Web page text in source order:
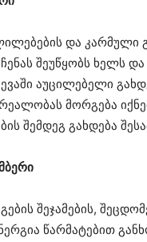
და კარმული
შეუწყობს ხელს
აუცილებელი
მორგება
შემდეგ გახდება
შეჯამების,
წარმატებით